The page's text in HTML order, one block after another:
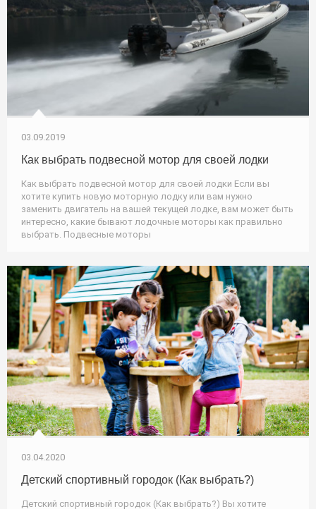
03.09.2019
Как выбрать подвесной мотор для своей лодки
Как выбрать подвесной мотор для своей лодки Если вы
хотите купить новую моторную лодку или вам нужно
заменить двигатель на вашей текущей лодке, вам может быть
интересно, какие бывают лодочные моторы как правильно
выбрать. Подвесные моторы
03.04.2020
Детский спортивный городок (Как выбрать?)
Детский спортивный городок (Как выбрать?) Вы хотите